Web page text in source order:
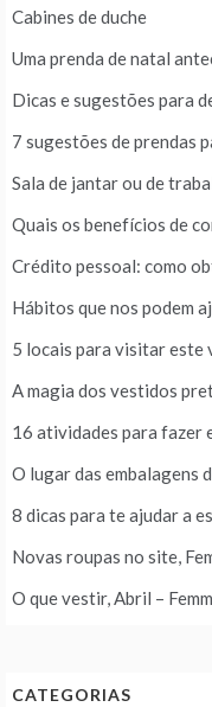
Cabines de duche
Uma prenda de natal
Dicas e sugestões para
7 sugestões de prendas
Sala de jantar ou de
Quais os benefícios de
Crédito pessoal: como
Hábitos que nos podem
5 locais para visitar este
A magia dos vestidos
16 atividades para fazer
O lugar das embalagens
8 dicas para te ajudar a
Novas roupas no site,
O que vestir, Abril –
CATEGORIAS